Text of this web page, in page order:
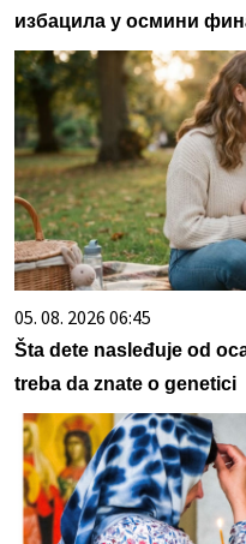
избацила у осмини
05. 08. 2026 06:45
Šta dete nasleđuje od
treba da znate o genetici